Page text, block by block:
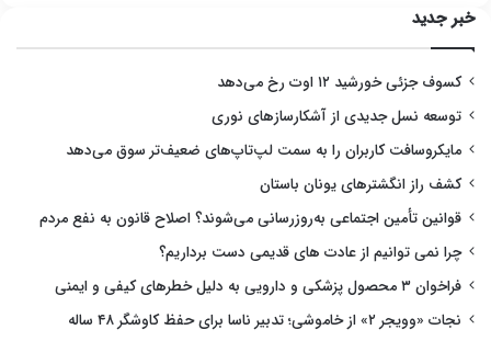
خبر جدید
کسوف جزئی خورشید ۱۲ اوت رخ می‌دهد
توسعه نسل جدیدی از آشکارسازهای نوری
مایکروسافت کاربران را به سمت لپ‌تاپ‌های ضعیف‌تر سوق می‌دهد
کشف راز انگشترهای یونان باستان
قوانین تأمین اجتماعی به‌روزرسانی می‌شوند؟ اصلاح قانون به نفع مردم
چرا نمی توانیم از عادت های قدیمی دست برداریم؟
فراخوان ۳ محصول پزشکی و دارویی به دلیل خطرهای کیفی و ایمنی
نجات «وویجر ۲» از خاموشی؛ تدبیر ناسا برای حفظ کاوشگر ۴۸ ساله